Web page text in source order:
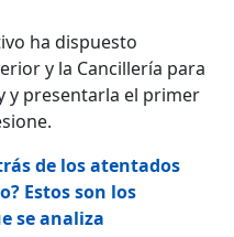
ha dispuesto
y la Cancillería para
y presentarla el primer
de los atentados
Estos son los
se analiza